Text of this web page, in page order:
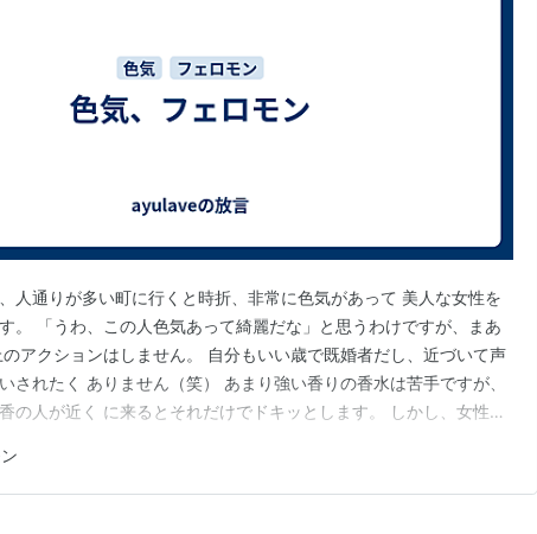
人通りが多い町に行くと時折、非常に色気があって 美人な女性を
。 「うわ、この人色気あって綺麗だな」と思うわけですが、まあ
アクションはしません。 自分もいい歳で既婚者だし、近づいて声
されたく ありません（笑） あまり強い香りの香水は苦手ですが、
の人が近く に来るとそれだけでドキッとします。 しかし、女性が
しょうかね。 自分は男性なので、女性から見た男性の色気という
りかねるんですが、昔とは変わ…